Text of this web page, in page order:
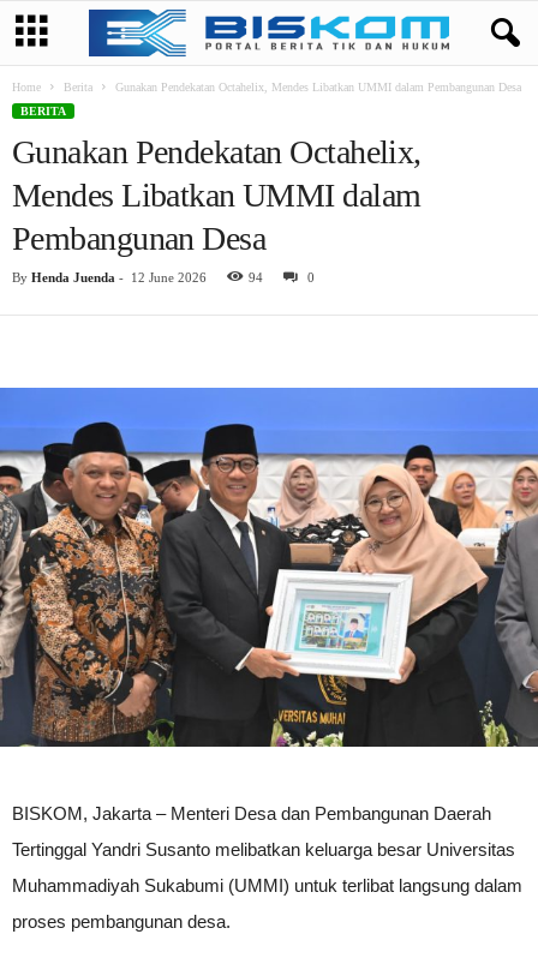
Home Berita
Gunakan Pendekatan Octahelix, Mendes Libatkan UMMI dalam Pembangunan Desa
BERITA
Gunakan Pendekatan Octahelix,
Mendes Libatkan UMMI dalam
Pembangunan Desa
By Henda Juenda - 12 June 2026 94 0
BISKOM, Jakarta – Menteri Desa dan Pembangunan Daerah
Tertinggal Yandri Susanto melibatkan keluarga besar Universitas
Muhammadiyah Sukabumi (UMMI) untuk terlibat langsung dalam
proses pembangunan desa.